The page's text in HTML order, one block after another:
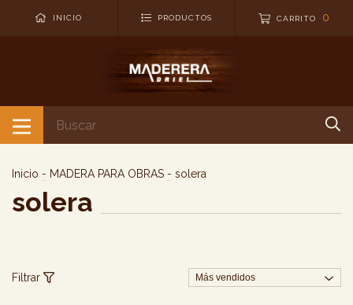
INICIO PRODUCTOS CARRITO 0
Inicio - MADERA PARA OBRAS - solera
solera
Filtrar